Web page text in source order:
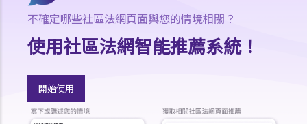
就人身傷害提出申索，會取得多少賠償？
涉及非致命意外的申索
若我因人身傷害提出申索，可否申請法律援助？
法律援助
法律援助輔助計劃
香港律師會大埔火災緊急免費法律諮詢熱線
不確定哪些社區法網頁面與您的情境相關？
使用社區法網智能推薦系統！
開始使用